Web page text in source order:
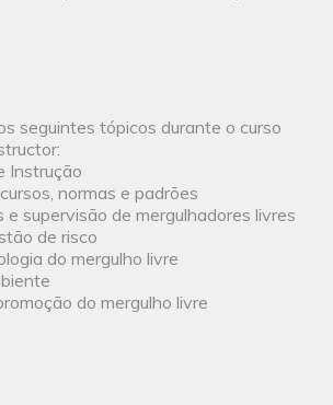
seguintes tópicos durante o curso
Instrução
normas e padrões
supervisão de mergulhadores livres
de risco
do mergulho livre
do mergulho livre